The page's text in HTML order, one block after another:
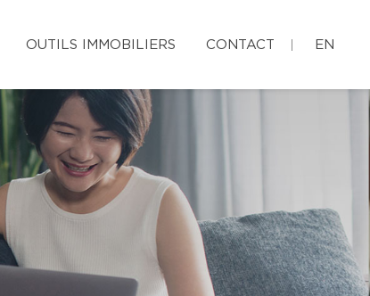
OUTILS IMMOBILIERS CONTACT EN